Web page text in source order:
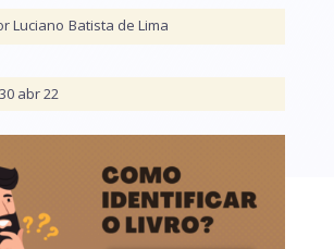
Luciano Batista de Lima
abr 22